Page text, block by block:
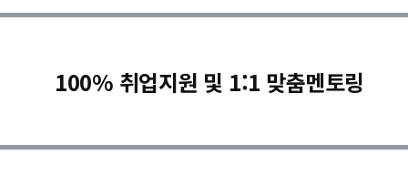
100% 취업지원 및 1:1 맞춤멘토링